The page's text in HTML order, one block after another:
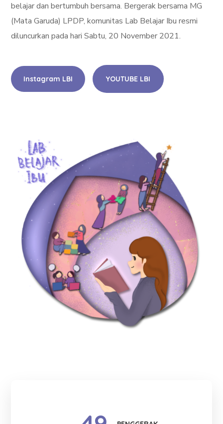
belajar dan bertumbuh bersama. Bergerak bersama MG
(Mata Garuda) LPDP, komunitas Lab Belajar Ibu resmi
diluncurkan pada hari Sabtu, 20 November 2021.
Instagram LBI YOUTUBE LBI